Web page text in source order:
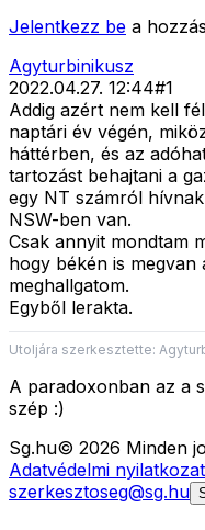
Jelentkezz be a
Agyturbinikusz
2022.04.27. 12:44#1
Addig azért nem kell
naptári év végén,
háttérben, és az
tartozást behajtani a
egy NT számról
NSW-ben van.
Csak annyit mondtam
hogy békén is
meghallgatom.
Egyből lerakta.
Utoljára szerkesztette:
A paradoxonban az a
szép :)
Sg.hu© 2026 Minden
Adatvédelmi nyilatkozat
szerkesztoseg@sg.hu